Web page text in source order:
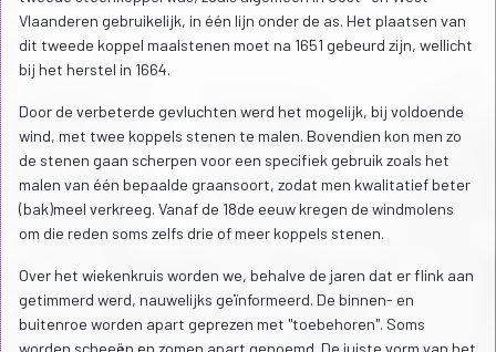
Vlaanderen gebruikelijk, in één lijn onder de as. Het plaatsen van
dit tweede koppel maalstenen moet na 1651 gebeurd zijn, wellicht
bij het herstel in 1664.
Door de verbeterde gevluchten werd het mogelijk, bij voldoende
wind, met twee koppels stenen te malen. Bovendien kon men zo
de stenen gaan scherpen voor een specifiek gebruik zoals het
malen van één bepaalde graansoort, zodat men kwalitatief beter
(bak)meel verkreeg. Vanaf de 18de eeuw kregen de windmolens
om die reden soms zelfs drie of meer koppels stenen.
Over het wiekenkruis worden we, behalve de jaren dat er flink aan
getimmerd werd, nauwelijks geïnformeerd. De binnen- en
buitenroe worden apart geprezen met "toebehoren". Soms